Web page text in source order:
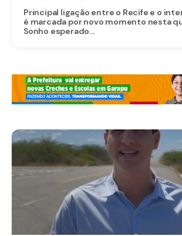
Principal ligação entre o Recife e o
é marcada por novo momento nesta
Sonho esperado...